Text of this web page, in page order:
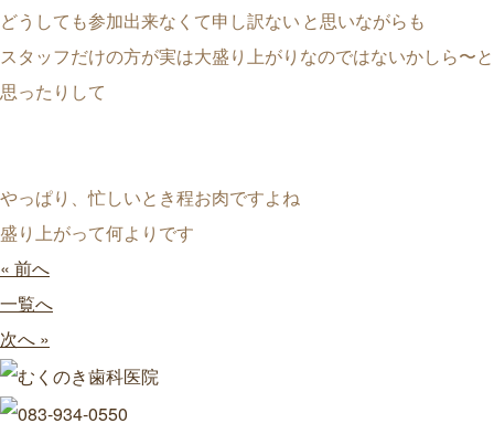
どうしても参加出来なくて申し訳ない と思いながらも
スタッフだけの方が実は大盛り上がりなのではないかしら〜と
思ったりして
やっぱり、忙しいとき程お肉ですよね
盛り上がって何よりです
« 前へ
一覧へ
次へ »